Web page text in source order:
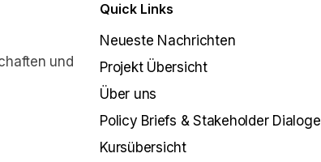
und
Quick Links
Neueste Nachrichten
Projekt Übersicht
Über uns
Policy Briefs & Stakeholder Dialoge
Kursübersicht